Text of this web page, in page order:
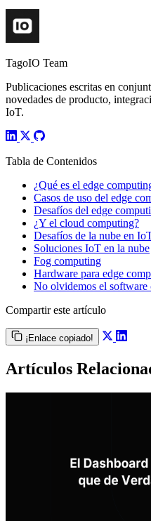
TagoIO Team
Publicaciones escritas en
novedades de producto,
IoT.
Tabla de Contenidos
¿Qué es el edge
Casos de uso del edge
Desafíos del edge
¿Y el cloud computing?
Desafíos de la nube en
Soluciones IoT en la nube
Fog computing
Hardware para edge
No olvidemos el software
Compartir este artículo
¡Enlace copiado!
Artículos